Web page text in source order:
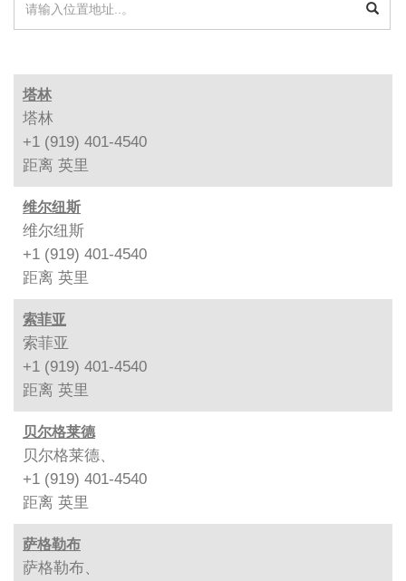
塔林
塔林
+1 (919) 401-4540
距离 英里
维尔纽斯
维尔纽斯
+1 (919) 401-4540
距离 英里
索菲亚
索菲亚
+1 (919) 401-4540
距离 英里
贝尔格莱德
贝尔格莱德、
+1 (919) 401-4540
距离 英里
萨格勒布
萨格勒布、